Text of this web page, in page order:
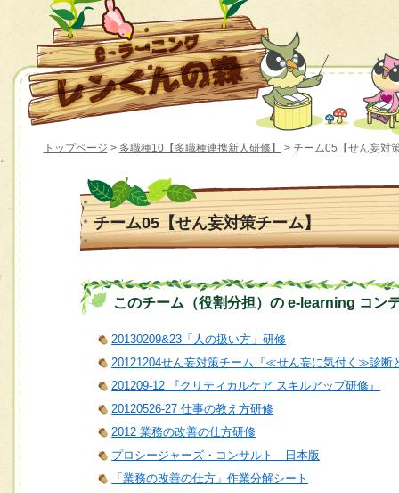
トップページ > 多職種10【多職種連携新人研修】 > チーム05【せん妄対
チーム05【せん妄対策チーム】
このチーム（役割分担）の e-learning コン
20130209&23「人の扱い方」研修
20121204せん妄対策チーム『≪せん妄に気付く≫診断
201209-12 『クリティカルケア スキルアップ研修』
20120526-27 仕事の教え方研修
2012 業務の改善の仕方研修
プロシージャーズ・コンサルト 日本版
「業務の改善の仕方」作業分解シート